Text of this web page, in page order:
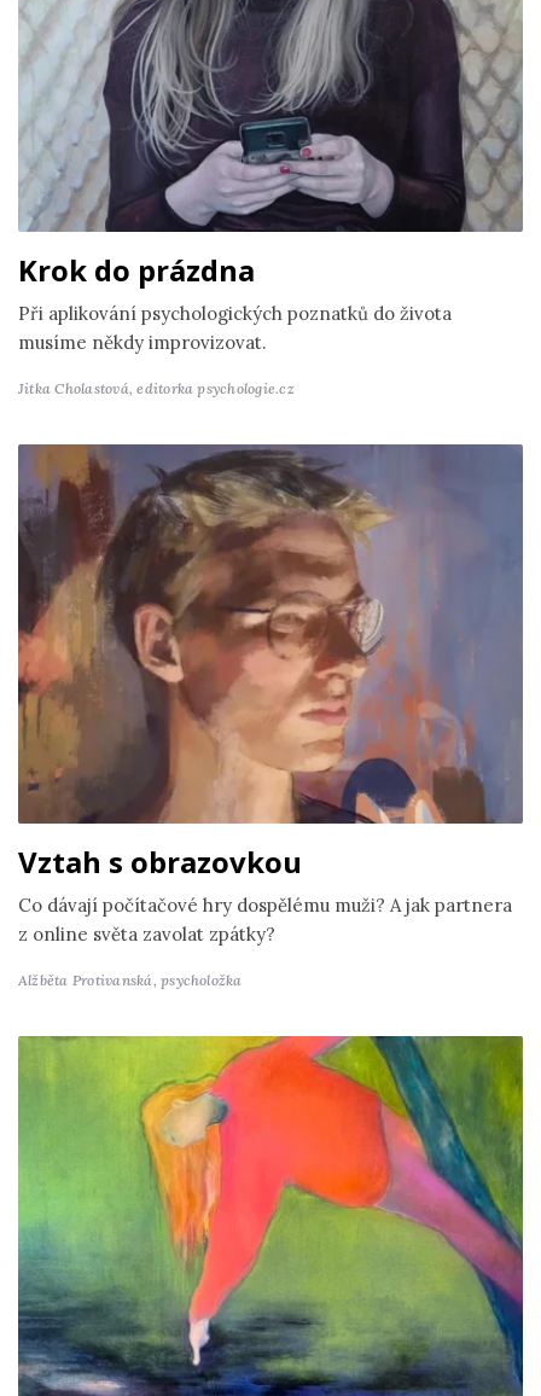
Krok do prázdna
Při aplikování psychologických poznatků do života
musíme někdy improvizovat.
Jitka Cholastová,editorka psychologie.cz
Vztah s obrazovkou
Co dávají počítačové hry dospělému muži? A jak partnera
z online světa zavolat zpátky?
Alžběta Protivanská,psycholožka